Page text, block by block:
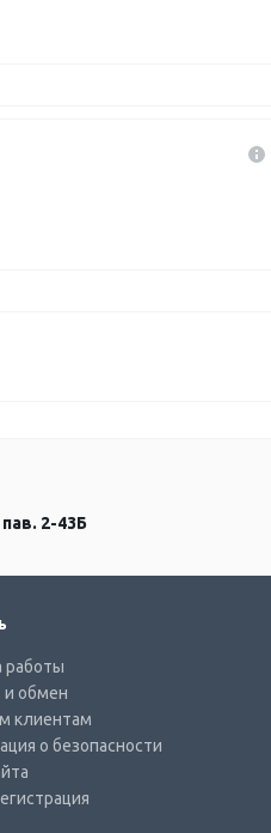
2-43Б
работы
и обмен
клиентам
о безопасности